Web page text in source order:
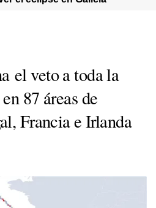
el veto a toda la
87 áreas de
Francia e Irlanda